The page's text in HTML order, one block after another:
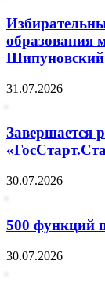
образования
Шипуновский
31.07.2026
Завершается
30.07.2026
500 функций
30.07.2026